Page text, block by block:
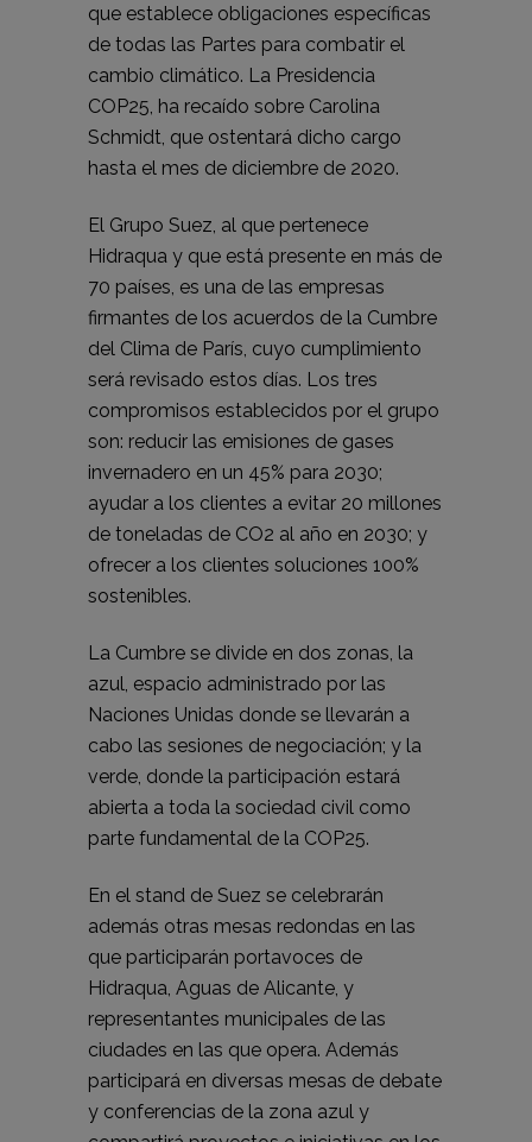
que establece obligaciones específicas
de todas las Partes para combatir el
cambio climático. La Presidencia
COP25, ha recaído sobre Carolina
Schmidt, que ostentará dicho cargo
hasta el mes de diciembre de 2020.
El Grupo Suez, al que pertenece
Hidraqua y que está presente en más de
70 países, es una de las empresas
firmantes de los acuerdos de la Cumbre
del Clima de París, cuyo cumplimiento
será revisado estos días. Los tres
compromisos establecidos por el grupo
son: reducir las emisiones de gases
invernadero en un 45% para 2030;
ayudar a los clientes a evitar 20 millones
de toneladas de CO2 al año en 2030; y
ofrecer a los clientes soluciones 100%
sostenibles.
La Cumbre se divide en dos zonas, la
azul, espacio administrado por las
Naciones Unidas donde se llevarán a
cabo las sesiones de negociación; y la
verde, donde la participación estará
abierta a toda la sociedad civil como
parte fundamental de la COP25.
En el stand de Suez se celebrarán
además otras mesas redondas en las
que participarán portavoces de
Hidraqua, Aguas de Alicante, y
representantes municipales de las
ciudades en las que opera. Además
participará en diversas mesas de debate
y conferencias de la zona azul y